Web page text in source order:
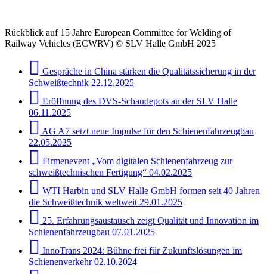
Rückblick auf 15 Jahre European Committee for Welding of
Railway Vehicles (ECWRV) © SLV Halle GmbH 2025
Gespräche in China stärken die Qualitätssicherung in der
Schweißtechnik 22.12.2025
Eröffnung des DVS-Schaudepots an der SLV Halle
06.11.2025
AG A7 setzt neue Impulse für den Schienenfahrzeugbau
22.05.2025
Firmenevent „Vom digitalen Schienenfahrzeug zur
schweißtechnischen Fertigung“ 04.02.2025
WTI Harbin und SLV Halle GmbH formen seit 40 Jahren
die Schweißtechnik weltweit 29.01.2025
25. Erfahrungsaustausch zeigt Qualität und Innovation im
Schienenfahrzeugbau 07.01.2025
InnoTrans 2024: Bühne frei für Zukunftslösungen im
Schienenverkehr02.10.2024